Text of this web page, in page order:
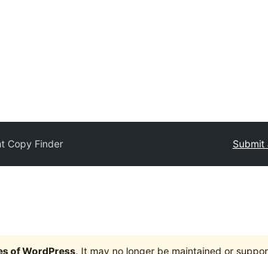
Copy Finder Submit
of WordPress. It may no longer be maintained or